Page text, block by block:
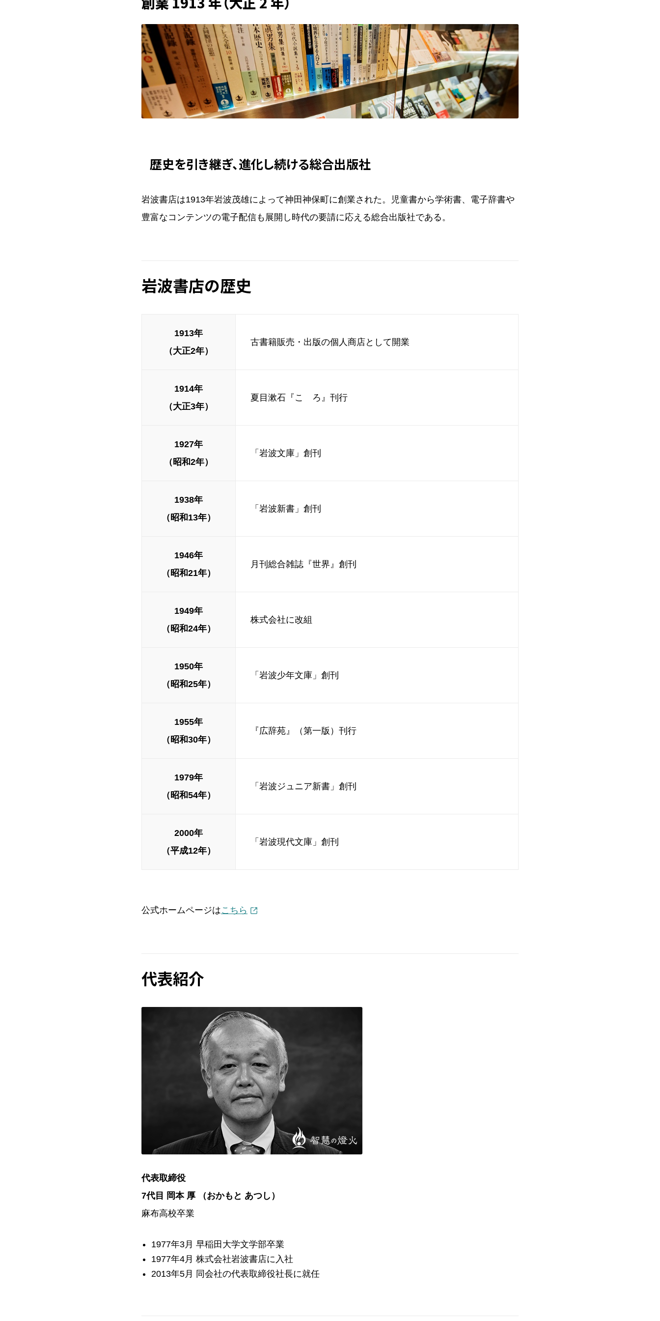
歴史を引き継ぎ、進化し続ける総合出版社
岩波書店は1913年岩波茂雄によって神田神保町に創業された。児童書から学術書、電子辞書や
豊富なコンテンツの電子配信も展開し時代の要請に応える総合出版社である。
岩波書店の歴史
1913年
（大正2年）
古書籍販売・出版の個人商店として開業
1914年
（大正3年）
夏目漱石『こゝろ』刊行
1927年
（昭和2年）
「岩波文庫」創刊
1938年
（昭和13年）
「岩波新書」創刊
1946年
（昭和21年）
月刊総合雑誌『世界』創刊
1949年
（昭和24年）
株式会社に改組
1950年
（昭和25年）
「岩波少年文庫」創刊
1955年
（昭和30年）
『広辞苑』（第一版）刊行
1979年
（昭和54年）
「岩波ジュニア新書」創刊
2000年
（平成12年）
「岩波現代文庫」創刊
公式ホームページはこちら
代表紹介
代表取締役
7代目 岡本 厚 （おかもと あつし）
麻布高校卒業
1977年3月 早稲田大学文学部卒業
1977年4月 株式会社岩波書店に入社
2013年5月 同会社の代表取締役社長に就任